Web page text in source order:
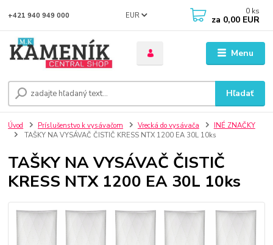
Menu
EUR
Hľadať
+421 940 949 000 0 ks
za 0,00 EUR
Úvod Príslušenstvo k vysávačom Vrecká do vysávača
INÉ ZNAČKY
TAŠKY NA VYSÁVAČ ČISTIČ KRESS NTX 1200 EA 30L 10ks
TAŠKY NA VYSÁVAČ ČISTIČ
KRESS NTX 1200 EA 30L 10ks